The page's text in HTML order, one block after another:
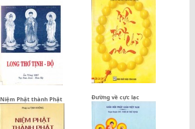
Niệm Phật thành Phật Đường về cực lạc